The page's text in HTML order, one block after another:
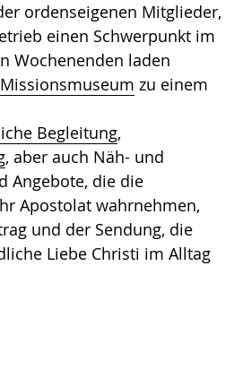
ordenseigenen Mitglieder,
einen Schwerpunkt im
Wochenenden laden
Missionsmuseum zu einem
Begleitung,
, aber auch Näh- und
Angebote, die die
Apostolat wahrnehmen,
und der Sendung, die
Liebe Christi im Alltag